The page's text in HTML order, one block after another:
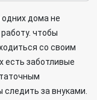
дома не
чтобы
со своим
есть заботливые
за внуками.